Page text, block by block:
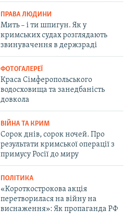
ПРАВА ЛЮДИНИ
Мить – і ти шпигун. Як у
кримських судах розглядають
звинувачення в держзраді
ФОТОГАЛЕРЕЇ
Краса Сімферопольського
водосховища та занедбаність
довкола
ВІЙНА ТА КРИМ
Сорок днів, сорок ночей. Про
результати кримської операції з
примусу Росії до миру
ПОЛІТИКА
«Короткострокова акція
перетворилася на війну на
виснаження»: Як пропаганда РФ